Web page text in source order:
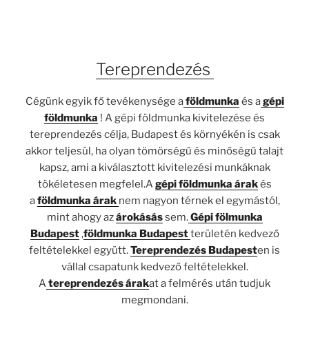
Tereprendezés
Cégünk egyik fő tevékenysége aföldmunka és agépi
földmunka ! A gépi földmunka kivitelezése és
tereprendezés célja, Budapest és környékén is csak
akkor teljesül, ha olyan tömörségű és minőségű talajt
kapsz, ami a kiválasztott kivitelezési munkáknak
tökéletesen megfelel.Agépi földmunka árakés
aföldmunka árak nem nagyon térnek el egymástól,
mint ahogy azárokásássem.Gépi fölmunka
Budapest,földmunka Budapestterületén kedvező
feltételekkel együtt.Tereprendezés Budapesten is
vállal csapatunk kedvező feltételekkel.
Atereprendezés árakat a felmérés után tudjuk
megmondani.